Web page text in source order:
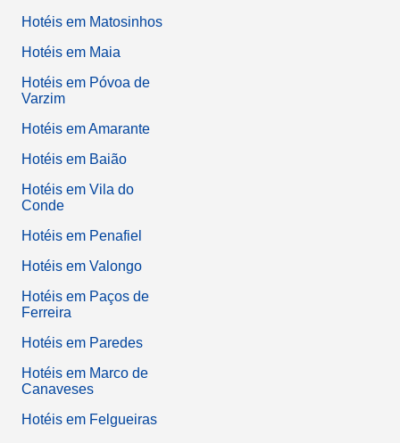
Hotéis em Matosinhos
Hotéis em Maia
Hotéis em Póvoa de
Varzim
Hotéis em Amarante
Hotéis em Baião
Hotéis em Vila do
Conde
Hotéis em Penafiel
Hotéis em Valongo
Hotéis em Paços de
Ferreira
Hotéis em Paredes
Hotéis em Marco de
Canaveses
Hotéis em Felgueiras